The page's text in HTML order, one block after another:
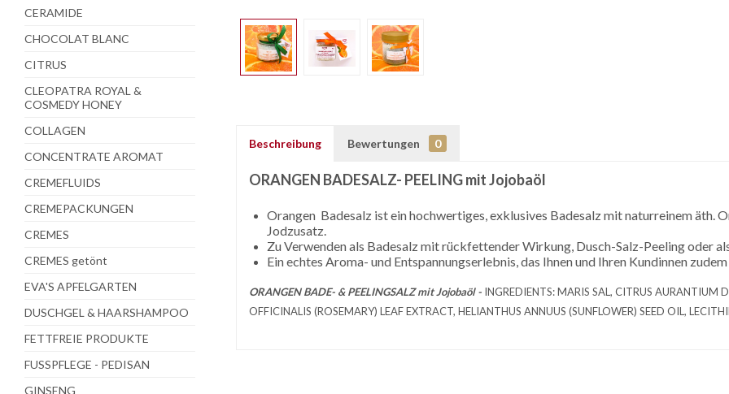
CERAMIDE
CHOCOLAT BLANC
CITRUS
CLEOPATRA ROYAL &
COSMEDY HONEY
COLLAGEN
CONCENTRATE AROMAT
CREMEFLUIDS
CREMEPACKUNGEN
CREMES
CREMES getönt
EVA'S APFELGARTEN
DUSCHGEL & HAARSHAMPOO
FETTFREIE PRODUKTE
FUSSPFLEGE - PEDISAN
GINSENG
Beschreibung Bewertungen 0
ORANGEN BADESALZ- PEELING mit Jojobaöl
Orangen Badesalz ist ein hochwertiges, exklusives Badesalz mit naturreinem äth.
Jodzusatz.
Zu Verwenden als Badesalz mit rückfettender Wirkung, Dusch-Salz-Peeling oder
Ein echtes Aroma- und Entspannungserlebnis, das Ihnen und Ihren Kundinnen
ORANGEN BADE- & PEELINGSALZ mit Jojobaöl - INGREDIENTS: MARIS SAL, CITRUS AURANTIUM
OFFICINALIS (ROSEMARY) LEAF EXTRACT, HELIANTHUS ANNUUS (SUNFLOWER) SEED OIL,